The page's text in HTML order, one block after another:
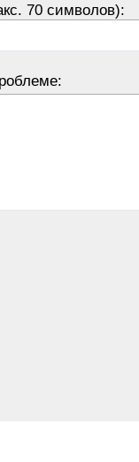
70 символов):